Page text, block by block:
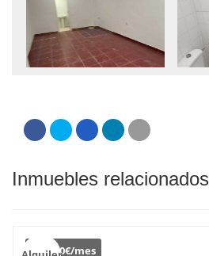
Inmuebles relacionados
€ 700€/mes